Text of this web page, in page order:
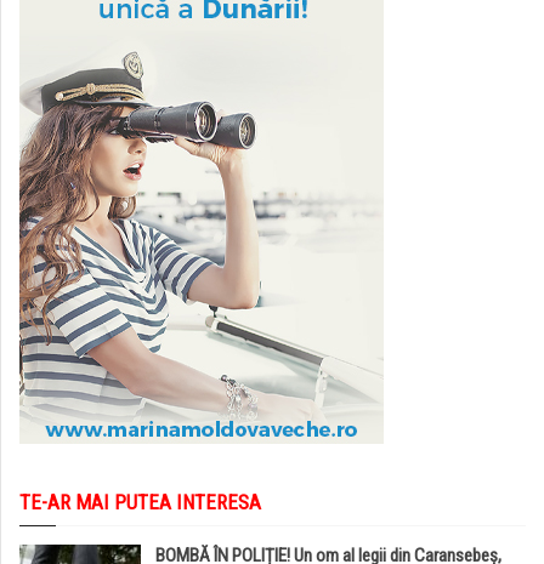
TE-AR MAI PUTEA INTERESA
BOMBĂ ÎN POLIȚIE! Un om al legii din Caransebeș,